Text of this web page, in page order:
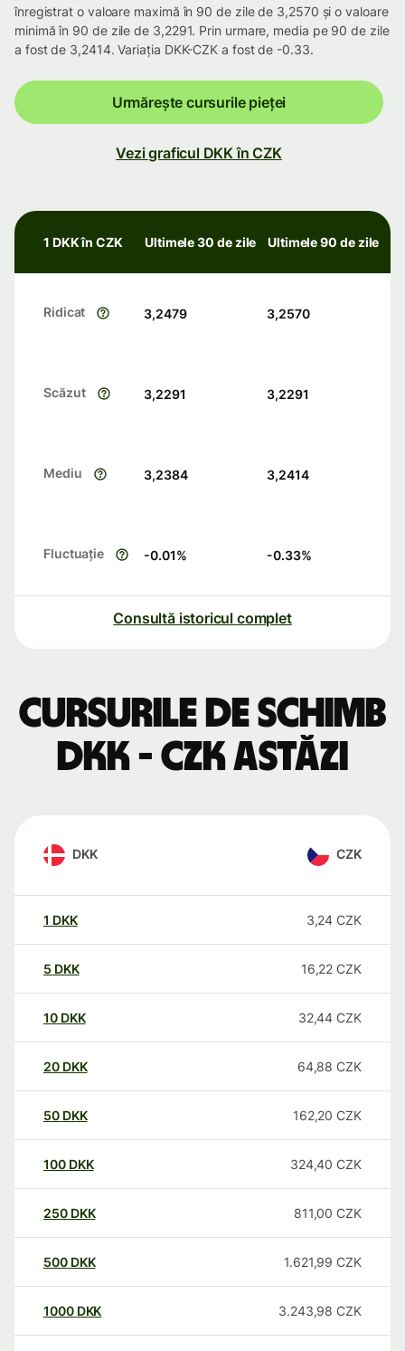
înregistrat o valoare maximă în 90 de zile de 3,2570 și o valoare
minimă în 90 de zile de 3,2291. Prin urmare, media pe 90 de zile
a fost de 3,2414. Variația DKK-CZK a fost de -0.33.
Urmărește cursurile pieței
Vezi graficul DKK în CZK
1 DKK în CZK Ultimele 30 de zile Ultimele 90 de zile
Ridicat 3,2479 3,2570
Scăzut 3,2291 3,2291
Mediu 3,2384 3,2414
Fluctuație -0.01% -0.33%
Consultă istoricul complet
Cursurile de schimb
DKK - CZK astăzi
DKK CZK
1 DKK 3,24 CZK
5 DKK 16,22 CZK
10 DKK 32,44 CZK
20 DKK 64,88 CZK
50 DKK 162,20 CZK
100 DKK 324,40 CZK
250 DKK 811,00 CZK
500 DKK 1.621,99 CZK
1000 DKK 3.243,98 CZK